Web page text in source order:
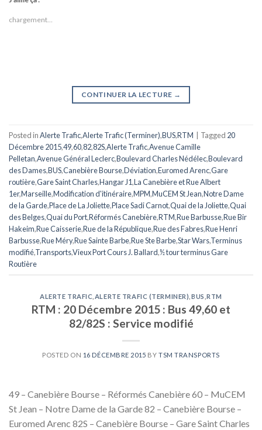
chargement…
CONTINUER LA LECTURE →
Posted inAlerte Trafic,Alerte Trafic (Terminer),BUS,RTM Tagged 20
Décembre 2015,49,60,82,82S,Alerte Trafic,Avenue Camille
Pelletan,Avenue Général Leclerc,Boulevard Charles Nédélec,Boulevard
des Dames,BUS,Canebière Bourse,Déviation,Euromed Arenc,Gare
routière,Gare Saint Charles,Hangar J1,La Canebière et Rue Albert
1er,Marseille,Modification d'itinéraire,MPM,MuCEM St Jean,Notre Dame
de la Garde,Place de La Joliette,Place Sadi Carnot,Quai de la Joliette,Quai
des Belges,Quai du Port,Réformés Canebière,RTM,Rue Barbusse,Rue Bir
Hakeim,Rue Caisserie,Rue de la République,Rue des Fabres,Rue Henri
Barbusse,Rue Méry,Rue Sainte Barbe,Rue Ste Barbe,Star Wars,Terminus
modifié,Transports,Vieux Port Cours J. Ballard,½ tour terminus Gare
Routière
ALERTE TRAFIC ALERTE TRAFIC (TERMINER) BUS ,RTM
RTM : 20 Décembre 2015 : Bus 49,60 et
82/82S : Service modifié
POSTED ON 16 DÉCEMBRE 2015 BY TSM TRANSPORTS
49 – Canebière Bourse – Réformés Canebière 60 – MuCEM
St Jean – Notre Dame de la Garde 82 – Canebière Bourse –
Euromed Arenc 82S – Canebière Bourse – Gare Saint Charles